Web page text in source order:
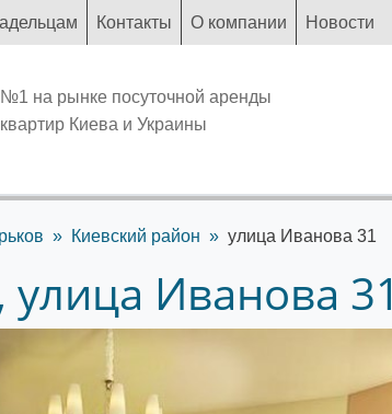
Контакты О компании Новости
№1 на рынке посуточной аренды
квартир Киева и Украины
Киевский район улица Иванова 31
улица Иванова 31